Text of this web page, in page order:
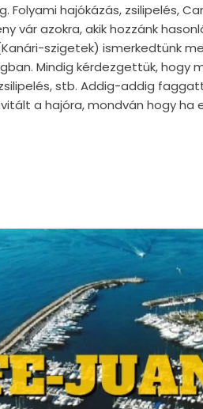
hajókázás, zsilipelés,
vár azokra, akik hozzánk
szigetek) ismerkedtünk
Mindig kérdezgettük, hogy
stb. Addig-addig
a hajóra, mondván hogy ha